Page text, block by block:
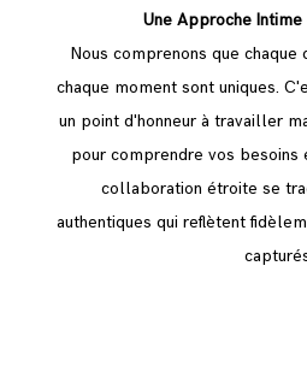
Une Approche
Nous comprenons que
chaque moment sont uniques.
un point d'honneur à travailler
pour comprendre vos besoins
collaboration étroite se
authentiques qui reflètent